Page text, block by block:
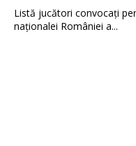
Listă jucători convocați
naționalei României a...